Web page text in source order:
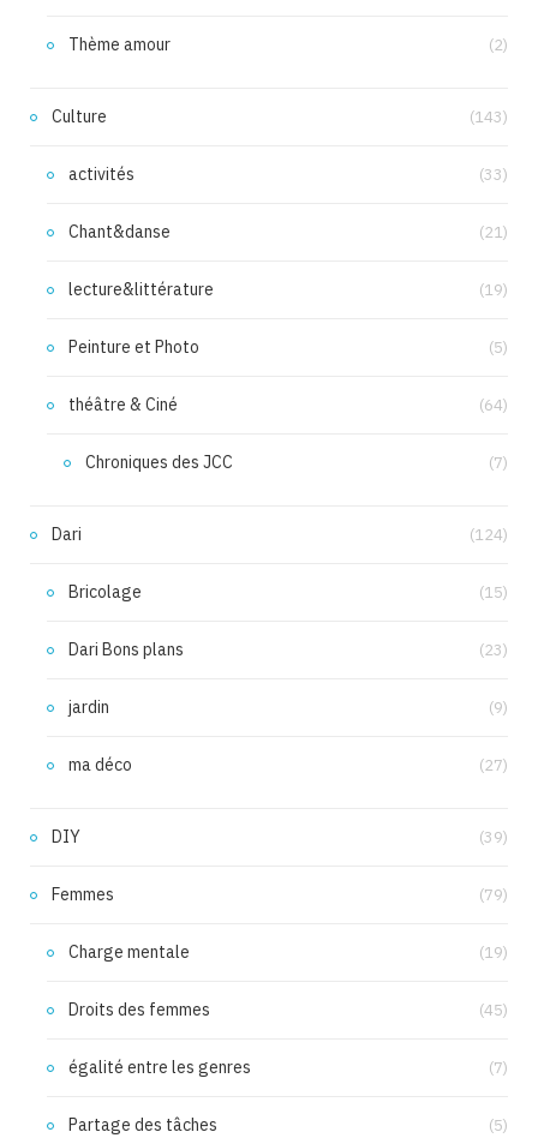
Thème amour (2)
Culture (143)
activités (33)
Chant&danse (21)
lecture&littérature (19)
Peinture et Photo (5)
théâtre & Ciné (64)
Chroniques des JCC (7)
Dari (124)
Bricolage (15)
Dari Bons plans (23)
jardin (9)
ma déco (27)
DIY (39)
Femmes (79)
Charge mentale (19)
Droits des femmes (45)
égalité entre les genres (7)
Partage des tâches (5)